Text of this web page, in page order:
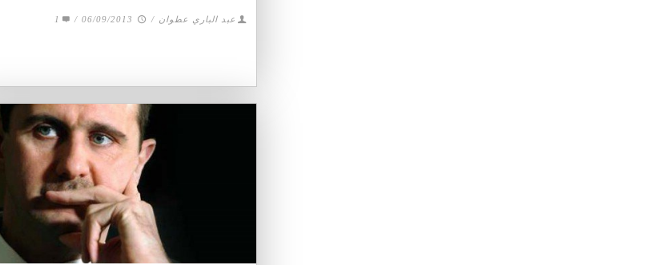
عبد الباري عطوان /
06/09/2013
/
1